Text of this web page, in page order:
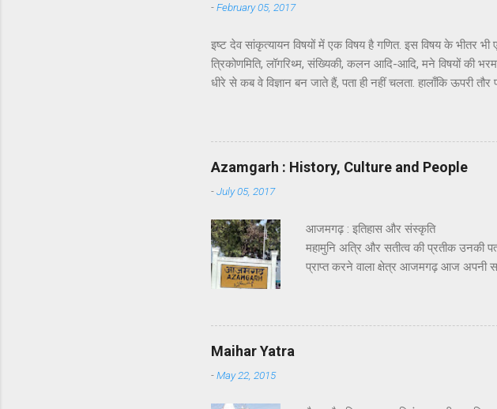
-February 05, 2017
इष्ट देव सांकृत्यायन विषयों में एक विषय है गणित. इस विषय के भीतर
त्रिकोणमिति, लॉगरिथ्म, संख्यिकी, कलन आदि-आदि, मने विषयों की
धीरे से कब वे विज्ञान बन जाते हैं, पता ही नहीं चलता. हालाँकि ऊपरी
की क्या ज़रूरत थी! वही रहने दिया होता. हमारे ऋषि-मुनियों ने
परिचय के बाद ही हुआ. जहाँ तक मुझे याद आता है, रेखागणित जी से मेरा
लेकर रेखा जी तक ऐसी सीधी-सादी लगीं कि अगर हमारे ज़माने में टीवी
Azamgarh : History, Culture and People
-July 05, 2017
आजमगढ़ : इतिहास और संस्कृति -
महामुनि अत्रि और सतीत्व की प्रतीक उनकी
प्राप्त करने वाला क्षेत्र आजमगढ़ आज अपनी
सौन्दर्य को छिपाए अपने अतीत का
हो रहा होगा कि जिस गरिमा और सौष्ठव से
Maihar Yatra
-May 22, 2015